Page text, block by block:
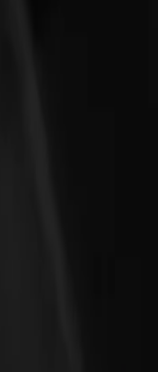
y encuentra